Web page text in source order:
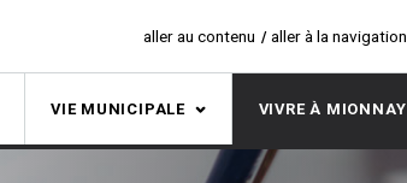
aller au contenu aller à la navigation
VIE MUNICIPALE VIVRE À MIONNAY